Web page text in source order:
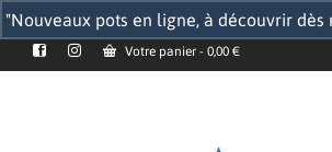
"Nouveaux pots en ligne, à découvrir dès
Votre panier - 0,00 €